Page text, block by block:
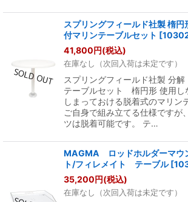
スプリングフィールド社製 楕円
付マリンテーブルセット [
41,800円(税込)
在庫なし（次回入荷は未定です）
スプリングフィールド社製 分解
テーブルセット 楕円形 使用し
しまっておける脱着式のマリン
ご自身で組み立てる仕様ですが
ツは脱着可能です。 テ…
MAGMA ロッドホルダーマウ
ト/フィレメイト テーブル [
35,200円(税込)
在庫なし（次回入荷は未定です）